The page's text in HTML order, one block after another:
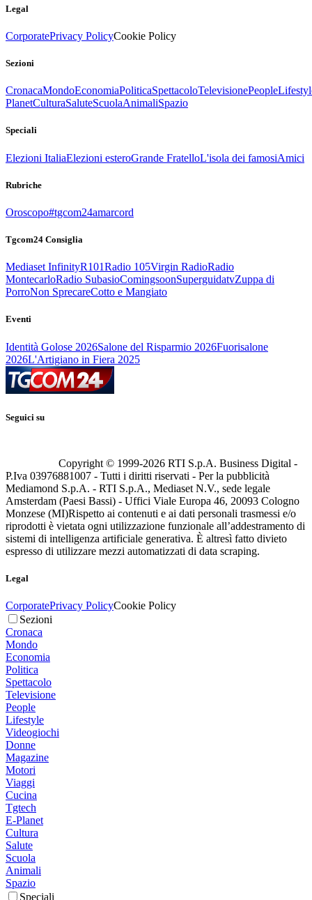
Legal
CorporatePrivacy PolicyCookie Policy
Sezioni
CronacaMondoEconomiaPoliticaSpettacoloTelevisionePeople
PlanetCulturaSaluteScuolaAnimaliSpazio
Speciali
Elezioni ItaliaElezioni esteroGrande FratelloL'isola dei famosiAmici
Rubriche
Oroscopo#tgcom24amarcord
Tgcom24 Consiglia
Mediaset InfinityR101Radio 105Virgin RadioRadio
MontecarloRadio SubasioComingsoonSuperguidatvZuppa di
PorroNon SprecareCotto e Mangiato
Eventi
Identità Golose 2026Salone del Risparmio 2026Fuorisalone
2026L'Artigiano in Fiera 2025
Seguici su
Copyright © 1999-2026 RTI S.p.A. Business Digital -
P.Iva 03976881007 - Tutti i diritti riservati - Per la pubblicità
Mediamond S.p.A. - RTI S.p.A., Mediaset N.V., sede legale
Amsterdam (Paesi Bassi) - Uffici Viale Europa 46, 20093 Cologno
Monzese (MI)Rispetto ai contenuti e ai dati personali trasmessi e/o
riprodotti è vietata ogni utilizzazione funzionale all’addestramento di
sistemi di intelligenza artificiale generativa. È altresì fatto divieto
espresso di utilizzare mezzi automatizzati di data scraping.
Legal
CorporatePrivacy PolicyCookie Policy
Sezioni
Cronaca
Mondo
Economia
Politica
Spettacolo
Televisione
People
Lifestyle
Videogiochi
Donne
Magazine
Motori
Viaggi
Cucina
Tgtech
E-Planet
Cultura
Salute
Scuola
Animali
Spazio
Speciali